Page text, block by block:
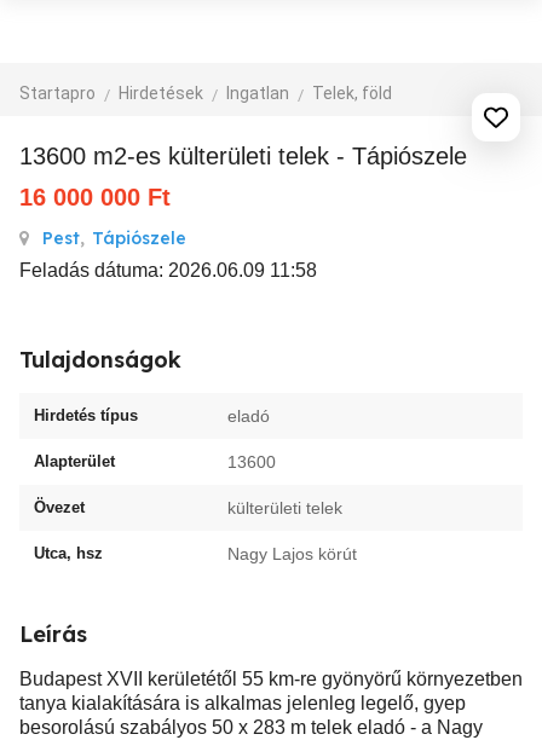
Startapro Hirdetések Ingatlan Telek, föld
13600 m2-es külterületi telek - Tápiószele
16 000 000 Ft
Pest, Tápiószele
Feladás dátuma: 2026.06.09 11:58
Tulajdonságok
Hirdetés típus eladó
Alapterület 13600
Övezet külterületi telek
Utca, hsz Nagy Lajos körút
Leírás
Budapest XVII kerületétől 55 km-re gyönyörű környezetben
tanya kialakítására is alkalmas jelenleg legelő, gyep
besorolású szabályos 50 x 283 m telek eladó - a Nagy